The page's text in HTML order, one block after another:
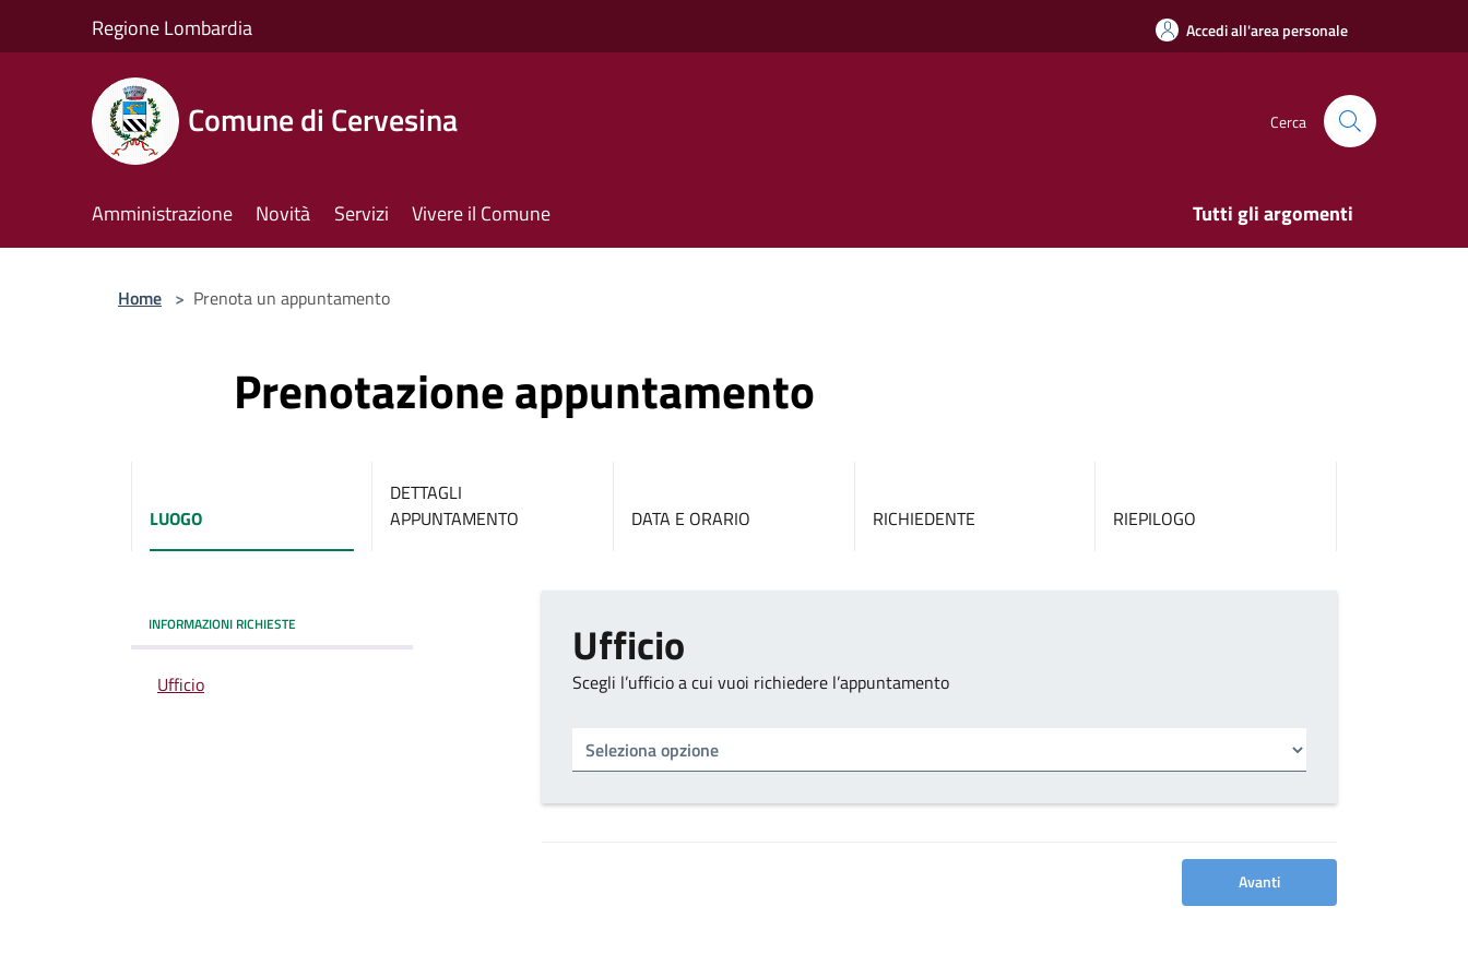
Regione Lombardia Accedi all'area personale
Comune di Cervesina Cerca
Amministrazione Novità Servizi Vivere il Comune Tutti gli argomenti
Home > Prenota un appuntamento
Prenotazione appuntamento
LUOGO
DETTAGLI
APPUNTAMENTO
DATA E ORARIO RICHIEDENTE RIEPILOGO
INFORMAZIONI RICHIESTE
Ufficio
Ufficio
Scegli l’ufficio a cui vuoi richiedere l’appuntamento
Avanti